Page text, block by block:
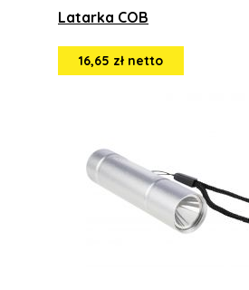
Latarka COB
16,65 zł netto